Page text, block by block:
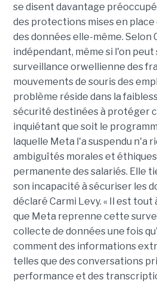
se disent davantage
des protections mises en
des données elle-même. Selon
indépendant, même si l'on
surveillance orwellienne des
mouvements de souris des
problème réside dans la
sécurité destinées à protéger
inquiétant que soit le
laquelle Meta l'a suspendu n'a
ambiguïtés morales et
permanente des salariés. Elle
son incapacité à sécuriser les
déclaré Carmi Levy. « Il est
que Meta reprenne cette
collecte de données une fois
comment des informations
telles que des conversations
performance et des